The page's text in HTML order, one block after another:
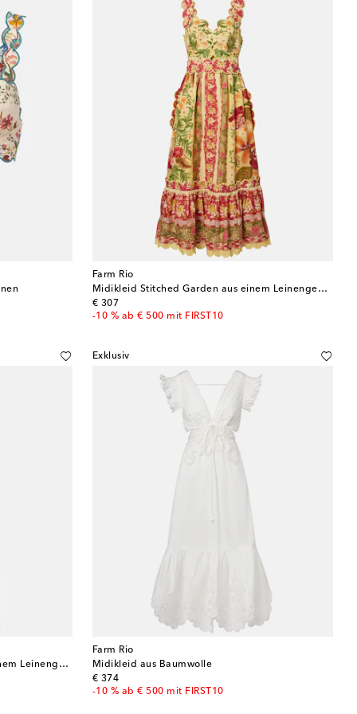
Farm Rio
Midikleid Stitched Garden aus einem Leinengemisch
€ 307
original price
-10 % ab € 500 mit FIRST10
Maxikleid Fruit Beauty Scarf aus einem Leinengemisch
Exklusiv
Farm Rio
Midikleid aus Baumwolle
€ 374
original price
-10 % ab € 500 mit FIRST10